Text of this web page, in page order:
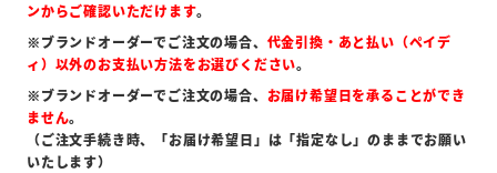
ンからご確認いただけます。
※ブランドオーダーでご注文の場合、 代金引換・あと払い（ペイデ
ィ）以外のお支払い方法をお選びください。
※ブランドオーダーでご注文の場合、 お届け希望日を承ることができ
ません。
（ご注文手続き時、「お届け希望日」は「指定なし」のままでお願い
いたします）